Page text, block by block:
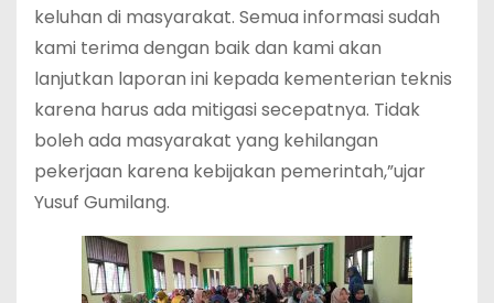
keluhan di masyarakat. Semua informasi sudah
kami terima dengan baik dan kami akan
lanjutkan laporan ini kepada kementerian teknis
karena harus ada mitigasi secepatnya. Tidak
boleh ada masyarakat yang kehilangan
pekerjaan karena kebijakan pemerintah,”ujar
Yusuf Gumilang.